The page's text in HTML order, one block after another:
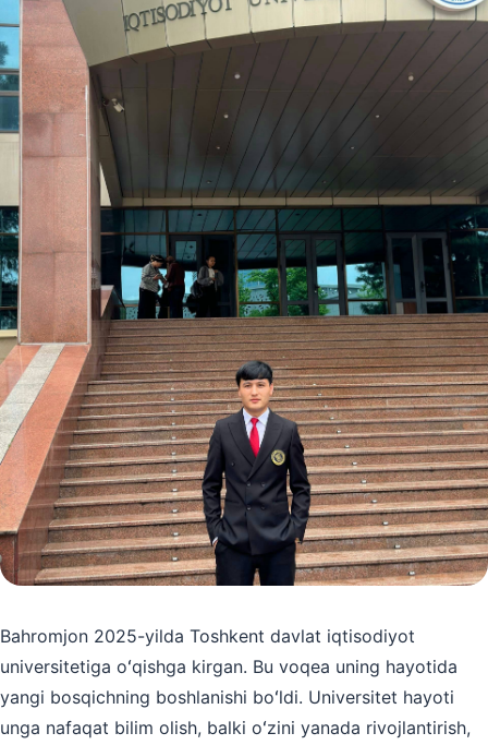
Bahromjon 2025-yilda Toshkent davlat iqtisodiyot
universitetiga oʻqishga kirgan. Bu voqea uning hayotida
yangi bosqichning boshlanishi boʻldi. Universitet hayoti
unga nafaqat bilim olish, balki oʻzini yanada rivojlantirish,